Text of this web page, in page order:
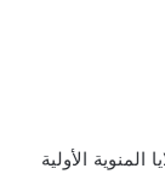
الأولية